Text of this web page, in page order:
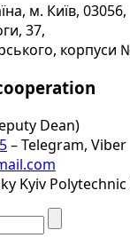
м. Київ, 03056,
37,
Dean)
– Telegram, Viber
Kyiv